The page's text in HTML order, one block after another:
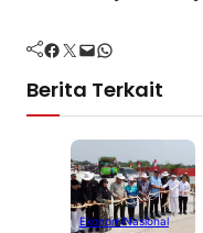
Facebook Twitter Mail WhatsApp
Berita Terkait
EkonomiNasional